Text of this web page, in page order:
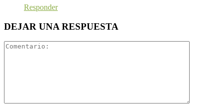
Responder
DEJAR UNA RESPUESTA